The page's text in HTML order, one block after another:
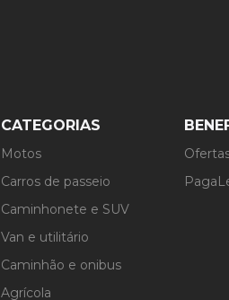
CATEGORIAS
Motos
Carros de passeio
Caminhonete e SUV
Van e utilitário
Caminhão e onibus
Agrícola